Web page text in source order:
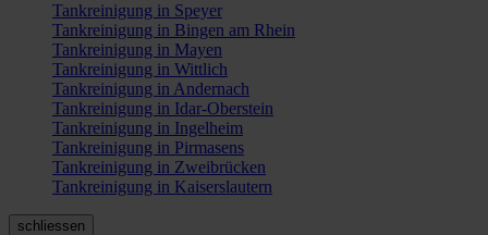
Tankreinigung in Speyer
Tankreinigung in Bingen am Rhein
Tankreinigung in Mayen
Tankreinigung in Wittlich
Tankreinigung in Andernach
Tankreinigung in Idar-Oberstein
Tankreinigung in Ingelheim
Tankreinigung in Pirmasens
Tankreinigung in Zweibrücken
Tankreinigung in Kaiserslautern
schliessen